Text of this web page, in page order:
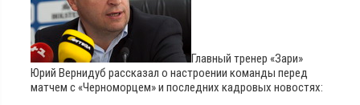
Главный тренер «Зари»
Юрий Вернидуб рассказал о настроении команды перед
матчем с «Черноморцем» и последних кадровых новостях: